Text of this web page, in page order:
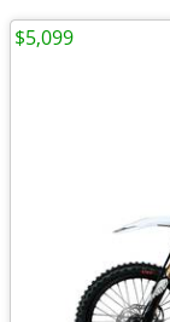
$5,099